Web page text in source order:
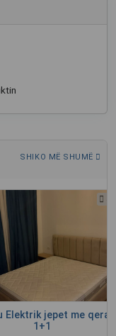
SHIKO MË SHUMË
Elektrik jepet me qera
1+1